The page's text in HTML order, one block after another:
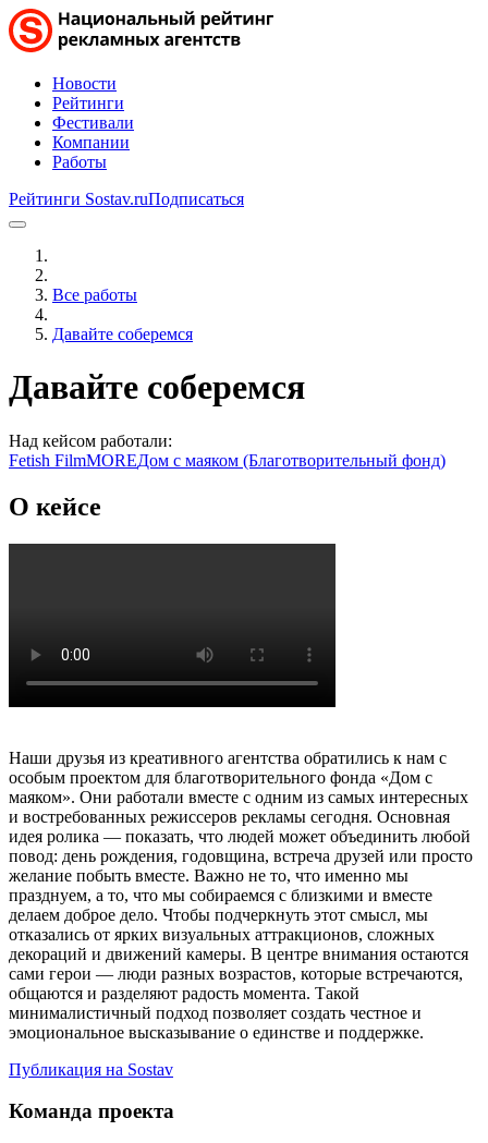
Новости
Рейтинги
Фестивали
Компании
Работы
Рейтинги Sostav.ruПодписаться
Все работы
Давайте соберемся
Давайте соберемся
Над кейсом работали:
Fetish FilmMOREДом с маяком (Благотворительный фонд)
О кейсе
Наши друзья из креативного агентства обратились к нам с
особым проектом для благотворительного фонда «Дом с
маяком». Они работали вместе с одним из самых интересных
и востребованных режиссеров рекламы сегодня. Основная
идея ролика — показать, что людей может объединить любой
повод: день рождения, годовщина, встреча друзей или просто
желание побыть вместе. Важно не то, что именно мы
празднуем, а то, что мы собираемся с близкими и вместе
делаем доброе дело. Чтобы подчеркнуть этот смысл, мы
отказались от ярких визуальных аттракционов, сложных
декораций и движений камеры. В центре внимания остаются
сами герои — люди разных возрастов, которые встречаются,
общаются и разделяют радость момента. Такой
минималистичный подход позволяет создать честное и
эмоциональное высказывание о единстве и поддержке.
Публикация на Sostav
Команда проекта